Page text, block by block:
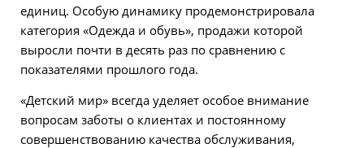
единиц. Особую динамику продемонстрировала
категория «Одежда и обувь», продажи которой
выросли почти в десять раз по сравнению с
показателями прошлого года.
«Детский мир» всегда уделяет особое внимание
вопросам заботы о клиентах и постоянному
совершенствованию качества обслуживания,